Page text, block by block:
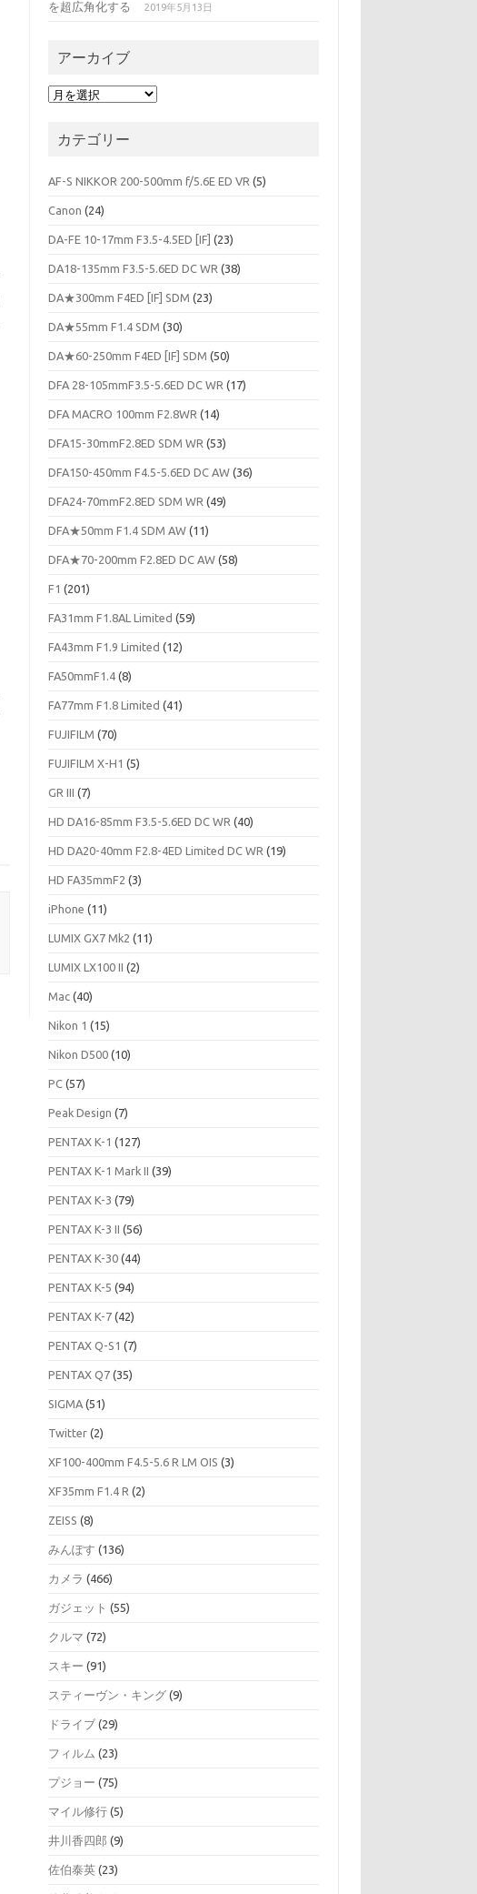
を超広角化する
2019年5月13日
アーカイブ
ア
イカテゴリー
AF-S NIKKOR 200-500mm f/5.6E ED VR (5)
Canon (24)
DA-FE 10-17mm F3.5-4.5ED [IF] (23)
DA18-135mm F3.5-5.6ED DC WR (38)
DA★300mm F4ED [IF] SDM (23)
DA★55mm F1.4 SDM (30)
DA★60-250mm F4ED [IF] SDM (50)
DFA 28-105mmF3.5-5.6ED DC WR (17)
DFA MACRO 100mm F2.8WR (14)
DFA15-30mmF2.8ED SDM WR (53)
DFA150-450mm F4.5-5.6ED DC AW (36)
DFA24-70mmF2.8ED SDM WR (49)
DFA★50mm F1.4 SDM AW (11)
DFA★70-200mm F2.8ED DC AW (58)
F1 (201)
FA31mm F1.8AL Limited (59)
FA43mm F1.9 Limited (12)
FA50mmF1.4 (8)
FA77mm F1.8 Limited (41)
FUJIFILM (70)
FUJIFILM X-H1 (5)
GR III (7)
HD DA16-85mm F3.5-5.6ED DC WR (40)
HD DA20-40mm F2.8-4ED Limited DC WR (19)
HD FA35mmF2 (3)
iPhone (11)
LUMIX GX7 Mk2 (11)
LUMIX LX100 II (2)
Mac (40)
Nikon 1 (15)
Nikon D500 (10)
PC (57)
Peak Design (7)
PENTAX K-1 (127)
PENTAX K-1 Mark II (39)
PENTAX K-3 (79)
PENTAX K-3 II (56)
PENTAX K-30 (44)
PENTAX K-5 (94)
PENTAX K-7 (42)
PENTAX Q-S1 (7)
PENTAX Q7 (35)
SIGMA (51)
Twitter (2)
XF100-400mm F4.5-5.6 R LM OIS (3)
XF35mm F1.4 R (2)
ZEISS (8)
みんぽす (136)
カメラ (466)
ガジェット (55)
クルマ (72)
スキー (91)
スティーヴン・キング (9)
ドライブ (29)
フィルム (23)
プジョー (75)
マイル修行 (5)
井川香四郎 (9)
佐伯泰英 (23)